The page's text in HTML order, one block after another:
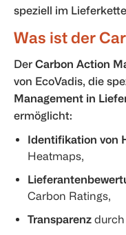
speziell im
Was ist der
Der Carbon Action
von EcoVadis, die
Management in
ermöglicht:
Identifikation von
Heatmaps,
Carbon Ratings,
Transparenz durch